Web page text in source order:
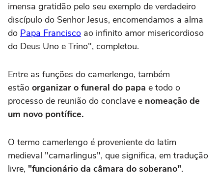
imensa gratidão pelo seu exemplo de verdadeiro
discípulo do Senhor Jesus, encomendamos a alma
do Papa Francisco ao infinito amor misericordioso
do Deus Uno e Trino", completou.
Entre as funções do camerlengo, também
estão organizar o funeral do papa e todo o
processo de reunião do conclave e nomeação de
um novo pontífice.
O termo camerlengo é proveniente do latim
medieval "camarlingus", que significa, em tradução
livre, "funcionário da câmara do soberano".